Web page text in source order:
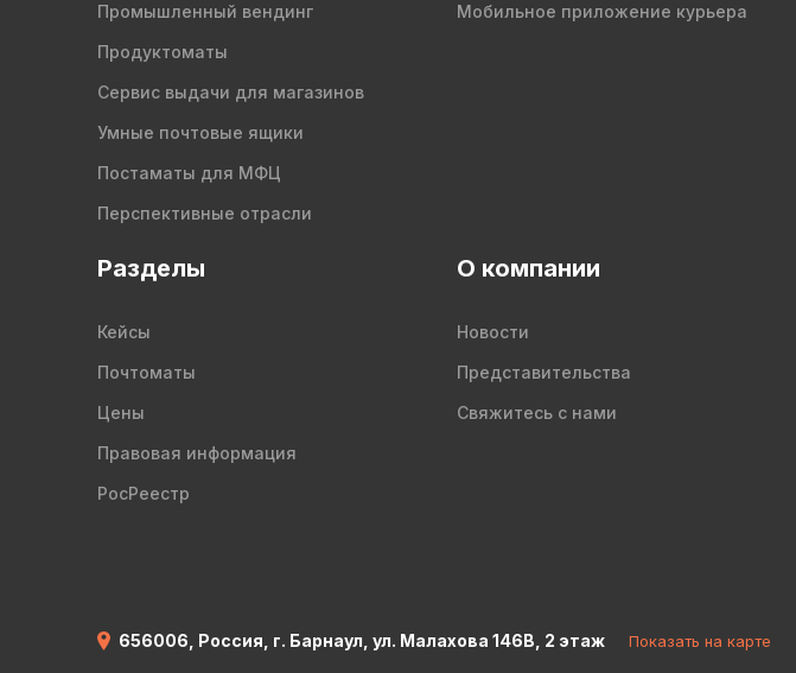
Промышленный вендинг
Продуктоматы
Сервис выдачи для магазинов
Умные почтовые ящики
Постаматы для МФЦ
Перспективные отрасли
Мобильное приложение курьера
Разделы
Кейсы
Почтоматы
Цены
Правовая информация
РосРеестр
О компании
Новости
Представительства
Свяжитесь с нами
656006, Россия, г. Барнаул, ул. Малахова 146В, 2 этаж Показать на карте